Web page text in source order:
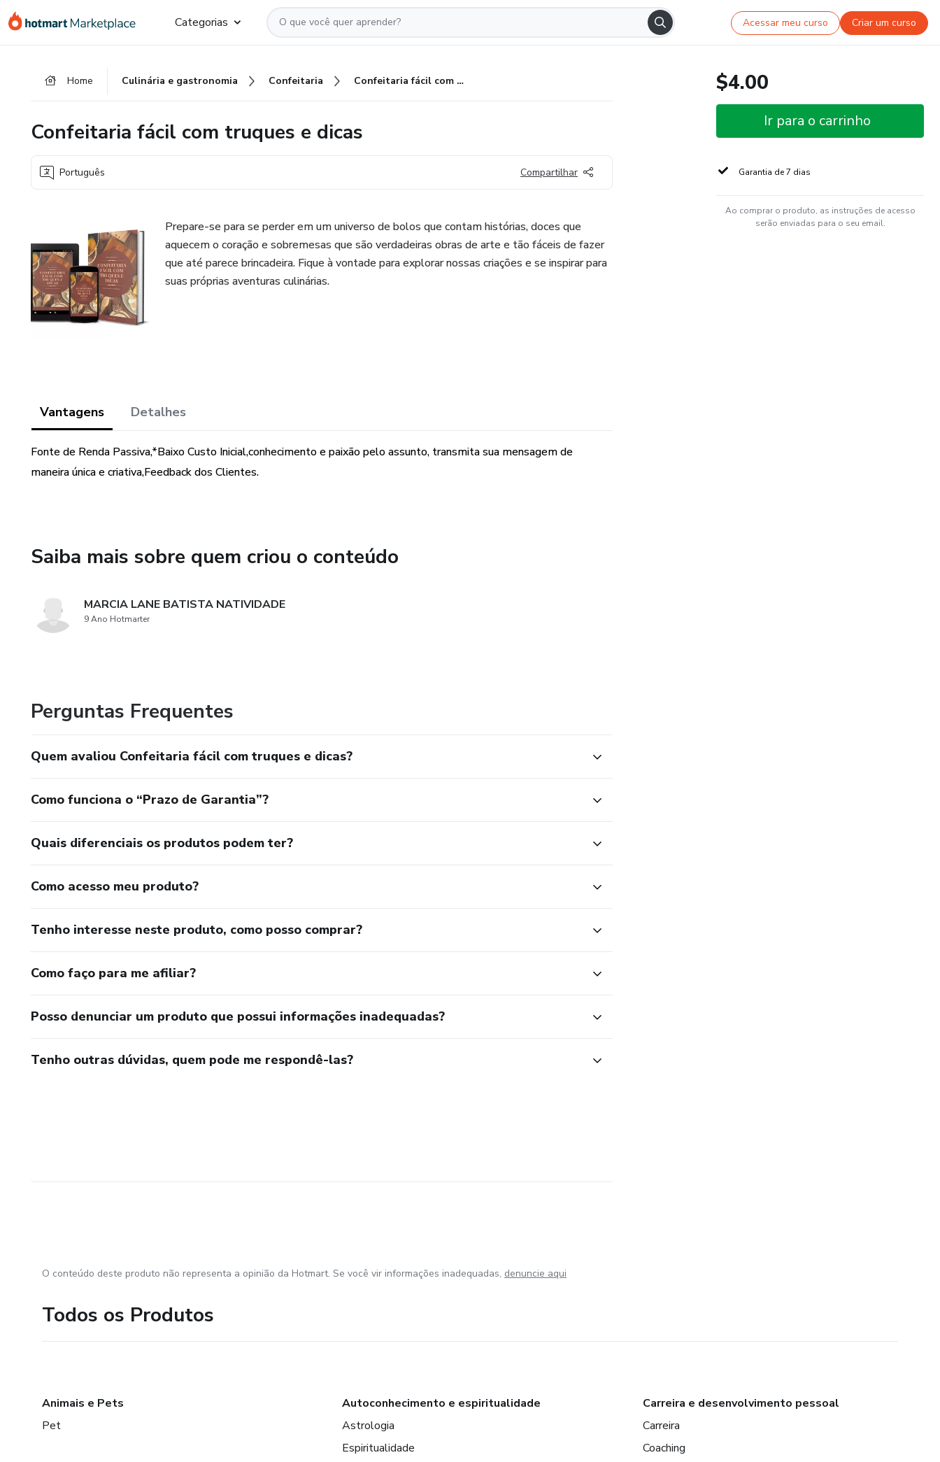
para
para
para
Categorias Acessar meu curso Criar um curso
Home Culinária e gastronomia Confeitaria Confeitaria fácil com truques e dicas
Confeitaria fácil com truques e dicas
Português Compartilhar
Prepare-se para se perder em um universo de bolos que contam histórias, doces que
aquecem o coração e sobremesas que são verdadeiras obras de arte e tão fáceis de fazer
que até parece brincadeira. Fique à vontade para explorar nossas criações e se inspirar para
suas próprias aventuras culinárias.
Vantagens Detalhes
Fonte de Renda Passiva,*Baixo Custo Inicial,conhecimento e paixão pelo assunto, transmita sua mensagem de
maneira única e criativa,Feedback dos Clientes.
Saiba mais sobre quem criou o conteúdo
MARCIA LANE BATISTA NATIVIDADE
9 Ano Hotmarter
Perguntas Frequentes
Quem avaliou Confeitaria fácil com truques e dicas?
Como funciona o “Prazo de Garantia”?
Quais diferenciais os produtos podem ter?
Como acesso meu produto?
Tenho interesse neste produto, como posso comprar?
Como faço para me afiliar?
Posso denunciar um produto que possui informações inadequadas?
Tenho outras dúvidas, quem pode me respondê-las?
$4.00
Ir para o carrinho
Garantia de 7 dias
Ao comprar o produto, as instruções de acesso
serão enviadas para o seu email.
O conteúdo deste produto não representa a opinião da Hotmart. Se você vir informações inadequadas, denuncie aqui
Todos os Produtos
Animais e Pets
Pet
Autoconhecimento e espiritualidade
Astrologia
Espiritualidade
Carreira e desenvolvimento pessoal
Carreira
Coaching